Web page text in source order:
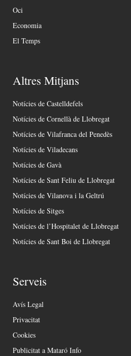
Oci
Economia
El Temps
Altres Mitjans
Notícies de Castelldefels
Notícies de Cornellà de Llobregat
Notícies de Vilafranca del Penedès
Notícies de Viladecans
Notícies de Gavà
Notícies de Sant Feliu de Llobregat
Notícies de Vilanova i la Geltrú
Notícies de Sitges
Notícies de l’Hospitalet de Llobregat
Notícies de Sant Boi de Llobregat
Serveis
Avís Legal
Privacitat
Cookies
Publicitat a Mataró Info